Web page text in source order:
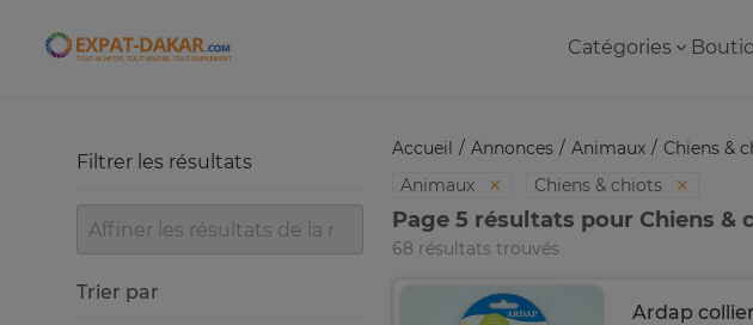
Expat-Dakar Catégories
Accueil Annonces Animaux
Chiens &
Animaux
Chiens & chiots
Page 5 résultats pour Chiens &
68 résultats trouvés
Ardap
Filtrer les résultats
Trier par